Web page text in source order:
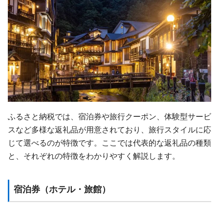
ふるさと納税では、宿泊券や旅行クーポン、体験型サービ
スなど多様な返礼品が用意されており、旅行スタイルに応
じて選べるのが特徴です。ここでは代表的な返礼品の種類
と、それぞれの特徴をわかりやすく解説します。
宿泊券（ホテル・旅館）